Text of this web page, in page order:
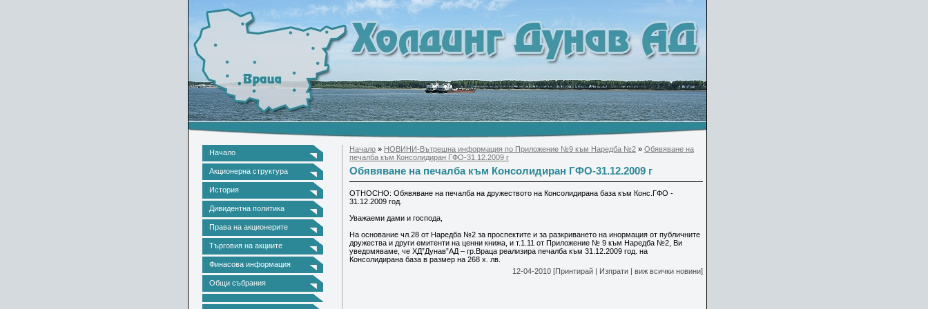
Начало
Акционерна структура
История
Дивидентна политика
Права на акционерите
Търговия на акциите
Финасова информация
Общи събрания
Начало » НОВИНИ-Вътрешна информация по Приложение №9 към Наредба №2 » Обявяване на
печалба към Консолидиран ГФО-31.12.2009 г
Обявяване на печалба към Консолидиран ГФО-31.12.2009 г
ОТНОСНО: Обявяване на печалба на дружеството на Консолидирана база към Конс.ГФО -
31.12.2009 год.
Уважаеми дами и господа,
На основание чл.28 от Наредба №2 за проспектите и за разкриването на инормация от публичните
дружества и други емитенти на ценни книжа, и т.1.11 от Приложение № 9 към Наредба №2, Ви
уведомяваме, че ХД”Дунав”АД – гр.Враца реализира печалба към 31.12.2009 год. на
Консолидирана база в размер на 268 х. лв.
12-04-2010 [Принтирай | Изпрати | виж всички новини]